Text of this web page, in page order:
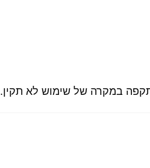
במקרה של שימוש לא תקין.